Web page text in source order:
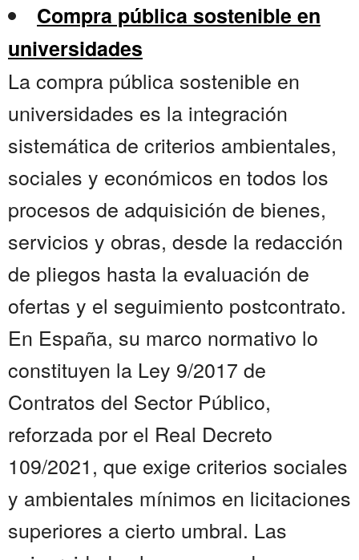
Compra pública sostenible en
universidades
La compra pública sostenible en
universidades es la integración
sistemática de criterios ambientales,
sociales y económicos en todos los
procesos de adquisición de bienes,
servicios y obras, desde la redacción
de pliegos hasta la evaluación de
ofertas y el seguimiento postcontrato.
En España, su marco normativo lo
constituyen la Ley 9/2017 de
Contratos del Sector Público,
reforzada por el Real Decreto
109/2021, que exige criterios sociales
y ambientales mínimos en licitaciones
superiores a cierto umbral. Las